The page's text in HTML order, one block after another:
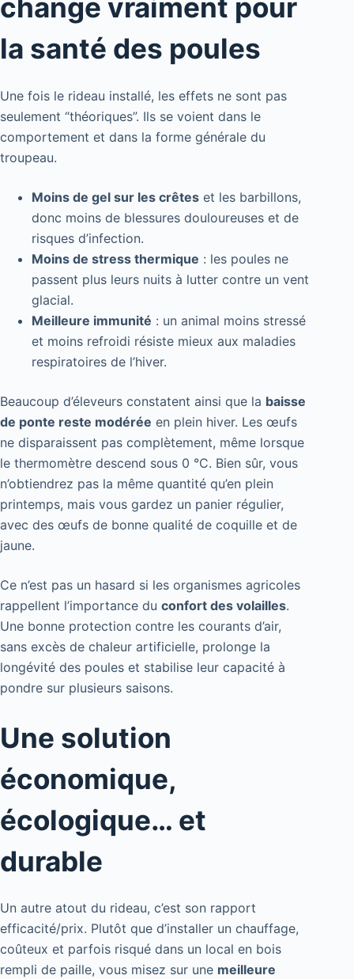
change vraiment pour
la santé des poules
Une fois le rideau installé, les effets ne sont pas
seulement “théoriques”. Ils se voient dans le
comportement et dans la forme générale du
troupeau.
Moins de gel sur les crêtes et les barbillons,
donc moins de blessures douloureuses et de
risques d’infection.
Moins de stress thermique : les poules ne
passent plus leurs nuits à lutter contre un vent
glacial.
Meilleure immunité : un animal moins stressé
et moins refroidi résiste mieux aux maladies
respiratoires de l’hiver.
Beaucoup d’éleveurs constatent ainsi que la baisse
de ponte reste modérée en plein hiver. Les œufs
ne disparaissent pas complètement, même lorsque
le thermomètre descend sous 0 °C. Bien sûr, vous
n’obtiendrez pas la même quantité qu’en plein
printemps, mais vous gardez un panier régulier,
avec des œufs de bonne qualité de coquille et de
jaune.
Ce n’est pas un hasard si les organismes agricoles
rappellent l’importance du confort des volailles.
Une bonne protection contre les courants d’air,
sans excès de chaleur artificielle, prolonge la
longévité des poules et stabilise leur capacité à
pondre sur plusieurs saisons.
Une solution
économique,
écologique… et
durable
Un autre atout du rideau, c’est son rapport
efficacité/prix. Plutôt que d’installer un chauffage,
coûteux et parfois risqué dans un local en bois
rempli de paille, vous misez sur une meilleure